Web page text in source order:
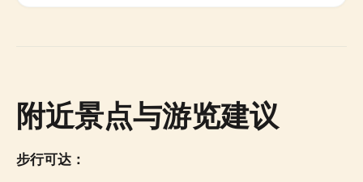
附近景点与游览建议
步行可达：